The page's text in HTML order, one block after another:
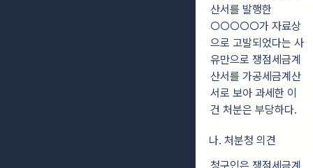
산서를 발행한
○○○○○가 자료상
으로 고발되었다는 사
유만으로 쟁점세금계
산서를 가공세금계산
서로 보아 과세한 이
건 처분은 부당하다.
나. 처분청 의견